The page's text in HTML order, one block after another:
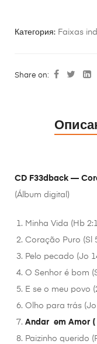
Категория: Faixas
Share on:
CD F33dback —
(Álbum digital)
Minha Vida (Hb
Coração Puro (Sl
Pelo pecado (Jo
O Senhor é bom
E se o meu povo
Olho para trás (Jo
Andar em Amor (
Paizinho querido